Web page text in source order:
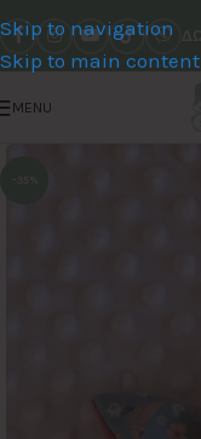
Skip to navigation
Skip to main content
MENU